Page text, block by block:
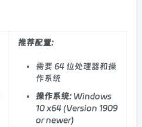
推荐配置:
需要 64 位处理器和操
作系统
操作系统: Windows
10 x64 (Version 1909
or newer)